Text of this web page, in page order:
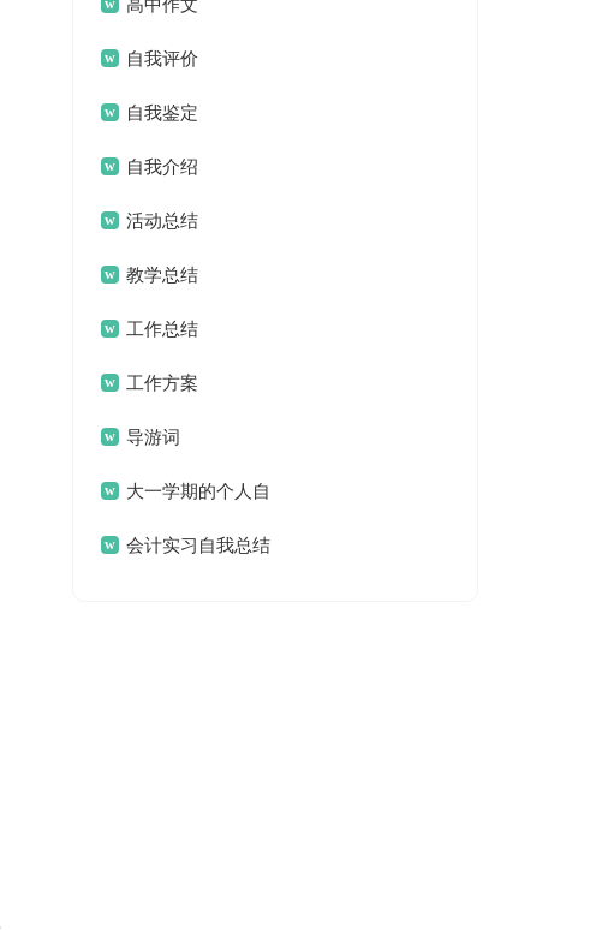
高中作文
自我评价
自我鉴定
自我介绍
活动总结
教学总结
工作总结
工作方案
导游词
大一学期的个人自
我总结会计实习自我总结